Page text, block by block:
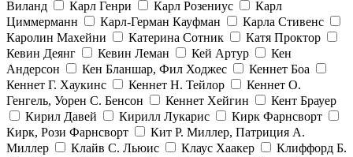
Виланд
Карл Генри Карл Розениус
Карл
Циммерманн
Карл-Герман Кауфман
Карла Стивенс
Каролин Махейни
Катерина Сотник
Катя Проктор
Кевин Деянг
Кевин Леман Кей Артур
Кен
Андерсон
Кен Бланшар, Фил Ходжес
Кеннет Боа
Кеннет Г. Хаукинс
Кеннет Н. Тейлор
Кеннет О.
Генгель, Уорен С. Бенсон
Кеннет Хейгин
Кент Брауер
Кирил Давей
Кирилл Лукарис
Кирк Фарнсворт
Кирк, Рози Фарнсворт
Кит Р. Миллер, Патриция А.
Миллер
Клайв С. Льюис Клаус Хаакер
Клиффорд Б.